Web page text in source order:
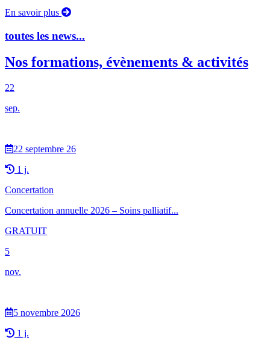
En savoir plus
toutes les news...
Nos formations, évènements & activités
22
sep.
22 septembre 26
1 j.
Concertation
Concertation annuelle 2026 – Soins palliatif...
GRATUIT
5
nov.
5 novembre 2026
1 j.